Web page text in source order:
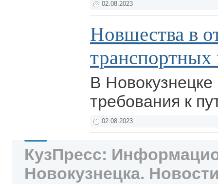
02.08.2023
Новшества в
транспортных
В
требования к
02.08.2023
КузПресс:
Новокузнецка.